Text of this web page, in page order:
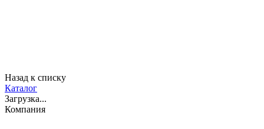
Назад к списку
Каталог
Загрузка...
Компания